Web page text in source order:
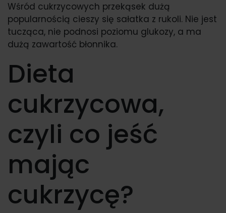
Wśród cukrzycowych przekąsek dużą
popularnością cieszy się sałatka z rukoli. Nie jest
tucząca, nie podnosi poziomu glukozy, a ma
dużą zawartość błonnika.
Dieta
cukrzycowa,
czyli co jeść
mając
cukrzycę?